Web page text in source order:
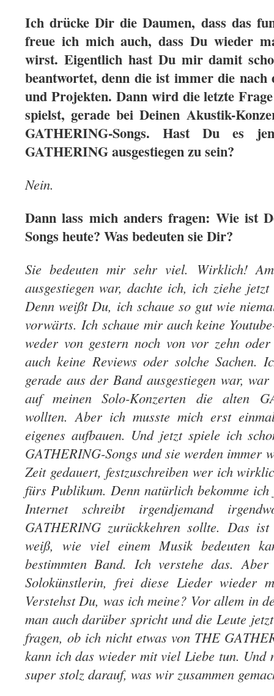
Ich drücke Dir die Daumen, dass das
freue ich mich auch, dass Du wieder
wirst. Eigentlich hast Du mir damit
beantwortet, denn die ist immer die nach
und Projekten. Dann wird die letzte
spielst, gerade bei Deinen Akustik-
GATHERING-Songs. Hast Du es
GATHERING ausgestiegen zu sein?
Nein.
Dann lass mich anders fragen: Wie ist
Songs heute? Was bedeuten sie Dir?
Sie bedeuten mir sehr viel. Wirklich!
ausgestiegen war, dachte ich, ich ziehe
Denn weißt Du, ich schaue so gut wie
vorwärts. Ich schaue mir auch keine
weder von gestern noch von vor zehn
auch keine Reviews oder solche Sachen.
gerade aus der Band ausgestiegen war,
auf meinen Solo-Konzerten die alten
wollten. Aber ich musste mich erst
eigenes aufbauen. Und jetzt spiele ich
GATHERING-Songs und sie werden immer
Zeit gedauert, festzuschreiben wer ich
fürs Publikum. Denn natürlich bekomme
Internet schreibt irgendjemand
GATHERING zurückkehren sollte. Das
weiß, wie viel einem Musik bedeuten
bestimmten Band. Ich verstehe das.
Solokünstlerin, frei diese Lieder wieder
Verstehst Du, was ich meine? Vor allem in
man auch darüber spricht und die Leute
fragen, ob ich nicht etwas von THE
kann ich das wieder mit viel Liebe tun. Und
super stolz darauf, was wir zusammen